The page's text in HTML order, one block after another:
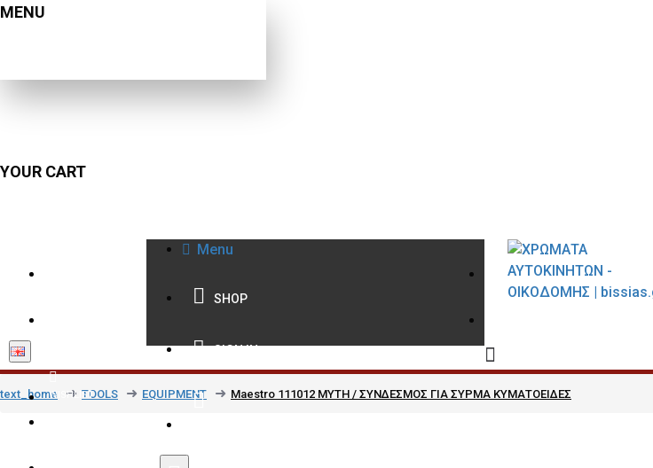
MENU
YOUR CART
WISHLIST
Menu
SHOP
SIGN IN
210 9021059
text_home TOOLS EQUIPMENT Maestro 111012 ΜΥΤΗ / ΣΥΝΔΕΣΜΟΣ ΓΙΑ ΣΥΡΜΑ ΚΥΜΑΤΟΕΙΔΕΣ